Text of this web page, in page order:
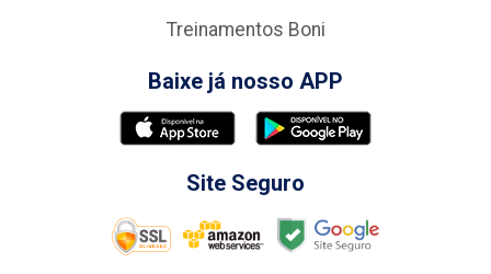
Treinamentos Boni
Baixe já nosso APP
Site Seguro